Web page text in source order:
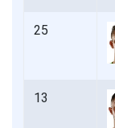
25
13